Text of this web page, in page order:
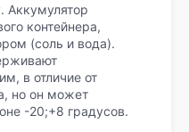
Аккумулятор
контейнера,
(соль и вода).
в отличие от
но он может
-20;+8 градусов.